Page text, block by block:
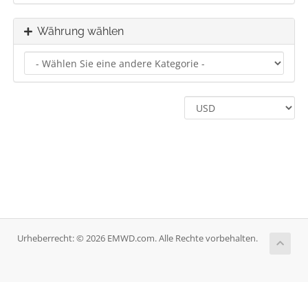
Währung wählen
Urheberrecht: © 2026 EMWD.com. Alle Rechte vorbehalten.